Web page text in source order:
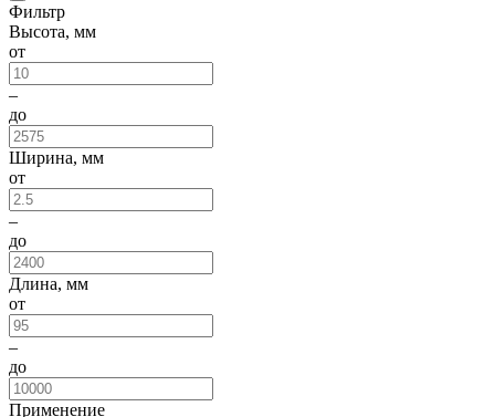
Фильтр
Высота, мм
от
–
до
Ширина, мм
от
–
до
Длина, мм
от
–
до
Применение